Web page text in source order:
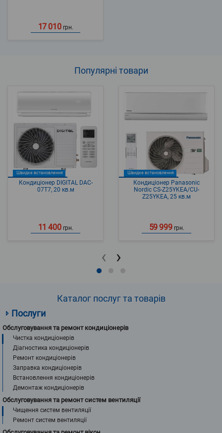
17 010 грн.
Популярні товари
Швидке встановлення
Кондиціонер DIGITAL DAC-
07T7, 20 кв.м
11 400 грн.
Швидке встановлення
Кондиціонер Panasonic
Nordic CS-Z25YKEA/CU-
Z25YKEA, 25 кв.м
59 999 грн.
‹ ›
Каталог послуг та товарів
Послуги
Обслуговування та ремонт кондиціонерів
Чистка кондиціонерів
Діагностика кондиціонерів
Ремонт кондиціонерів
Заправка кондиціонерів
Встановлення кондиціонерів
Демонтаж кондиціонерів
Обслуговування та ремонт систем вентиляції
Чищення систем вентиляції
Ремонт систем вентиляції